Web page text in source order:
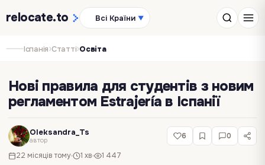
relocate.to Всі Країни ▼
Іспанія›Статті›Освіта
Нові правила для студентів з новим
регламентом Estrajería в Іспанії
Oleksandra_Ts
автор
22 місяців тому 1 хв 1 447
6 0